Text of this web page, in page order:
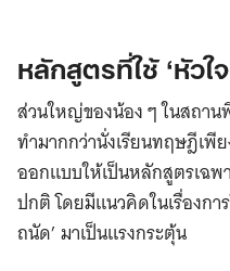
หลักสูตรที่ใช้ ‘หัวใ
ส่วนใหญ่ของน้อง ๆ ในสถา
ทำมากกว่านั่งเรียนทฤษฎีเพี
ออกแบบให้เป็นหลักสูตรเฉพ
ปกติ โดยมีแนวคิดในเรื่องกา
ถนัด’ มาเป็นแรงกระตุ้น